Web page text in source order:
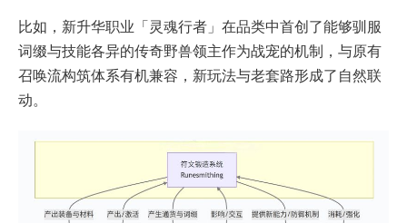
比如，新升华职业「灵魂行者」在品类中首创了能够驯服
词缀与技能各异的传奇野兽领主作为战宠的机制，与原有
召唤流构筑体系有机兼容，新玩法与老套路形成了自然联
动。